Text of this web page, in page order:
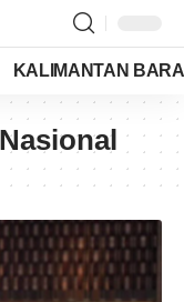
KALIMANTAN